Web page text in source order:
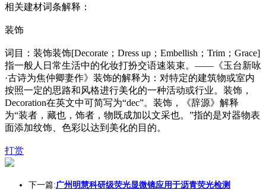
相关建材词条解释：
装饰
词目：装饰装饰[Decorate；Dress up；Embellish；Trim；Grace]
指一般人日常生活中的化妆打扮交语速装束。——《玉台新咏
·古诗为焦仲卿妻作》装饰的解释为：对特定的建筑物或室内
按照一定的思路和风格进行美化的一种活动或行业。装饰，
Decoration在英文中可简写为“dec”。装饰，《辞源》解释
为“装者，藏也，饰者，物既成加以文采也。”指的是对器物表
面添加纹饰、色彩以达到美化的目的。
打赏
下一篇:广州明慧科研级荧光显微镜应用于沥青荧光检测